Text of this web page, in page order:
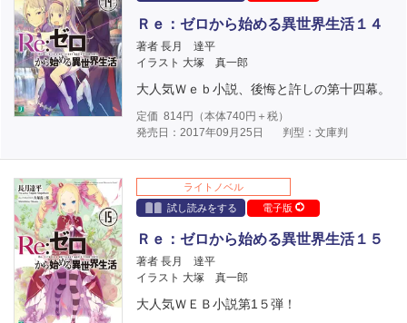
Ｒｅ：ゼロから始める異世界生活１４
著者 長月 達平
イラスト 大塚 真一郎
大人気Ｗｅｂ小説、後悔と許しの第十四幕。
定価 814円（本体740円＋税）
発売日：2017年09月25日
判型：文庫判
ライトノベル
試し読みをする
電子版
Ｒｅ：ゼロから始める異世界生活１５
著者 長月 達平
イラスト 大塚 真一郎
大人気ＷＥＢ小説第1５弾！